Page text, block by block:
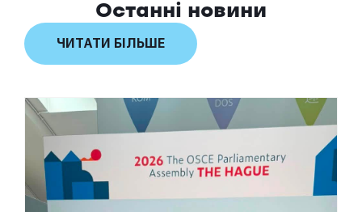
Останні новини
ЧИТАТИ БІЛЬШЕ